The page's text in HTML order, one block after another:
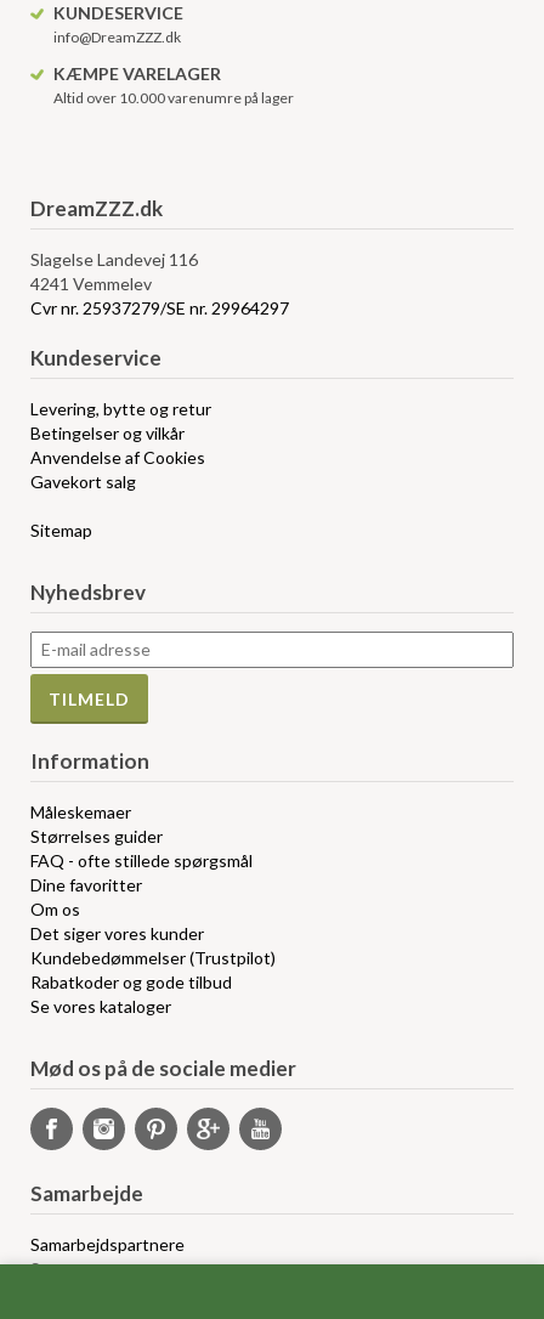
KUNDESERVICE
info@DreamZZZ.dk
KÆMPE VARELAGER
Altid over 10.000 varenumre på lager
DreamZZZ.dk
Slagelse Landevej 116
4241 Vemmelev
Cvr nr. 25937279/SE nr. 29964297
Kundeservice
Levering, bytte og retur
Betingelser og vilkår
Anvendelse af Cookies
Gavekort salg
Sitemap
Nyhedsbrev
Information
Måleskemaer
Størrelses guider
FAQ - ofte stillede spørgsmål
Dine favoritter
Om os
Det siger vores kunder
Kundebedømmelser (Trustpilot)
Rabatkoder og gode tilbud
Se vores kataloger
Mød os på de sociale medier
Samarbejde
Samarbejdspartnere
Sponsorprogram